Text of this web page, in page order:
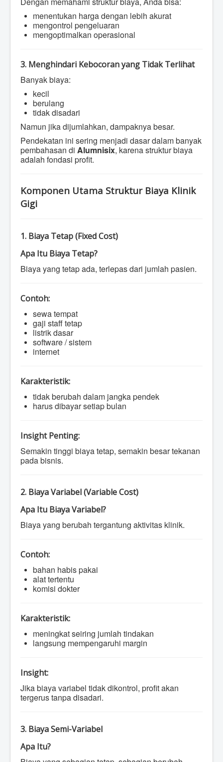
menentukan harga dengan lebih akurat
mengontrol pengeluaran
mengoptimalkan operasional
3. Menghindari Kebocoran yang Tidak Terlihat
Banyak biaya:
kecil
berulang
tidak disadari
Namun jika dijumlahkan, dampaknya besar.
Pendekatan ini sering menjadi dasar dalam banyak
pembahasan di Alumnisix, karena struktur biaya
adalah fondasi profit.
Komponen Utama Struktur Biaya Klinik
Gigi
1. Biaya Tetap (Fixed Cost)
Apa Itu Biaya Tetap?
Biaya yang tetap ada, terlepas dari jumlah pasien.
Contoh:
sewa tempat
gaji staff tetap
listrik dasar
software / sistem
internet
Karakteristik:
tidak berubah dalam jangka pendek
harus dibayar setiap bulan
Insight Penting:
Semakin tinggi biaya tetap, semakin besar tekanan
pada bisnis.
2. Biaya Variabel (Variable Cost)
Apa Itu Biaya Variabel?
Biaya yang berubah tergantung aktivitas klinik.
Contoh:
bahan habis pakai
alat tertentu
komisi dokter
Karakteristik:
meningkat seiring jumlah tindakan
langsung mempengaruhi margin
Insight:
Jika biaya variabel tidak dikontrol, profit akan
tergerus tanpa disadari.
3. Biaya Semi-Variabel
Apa Itu?